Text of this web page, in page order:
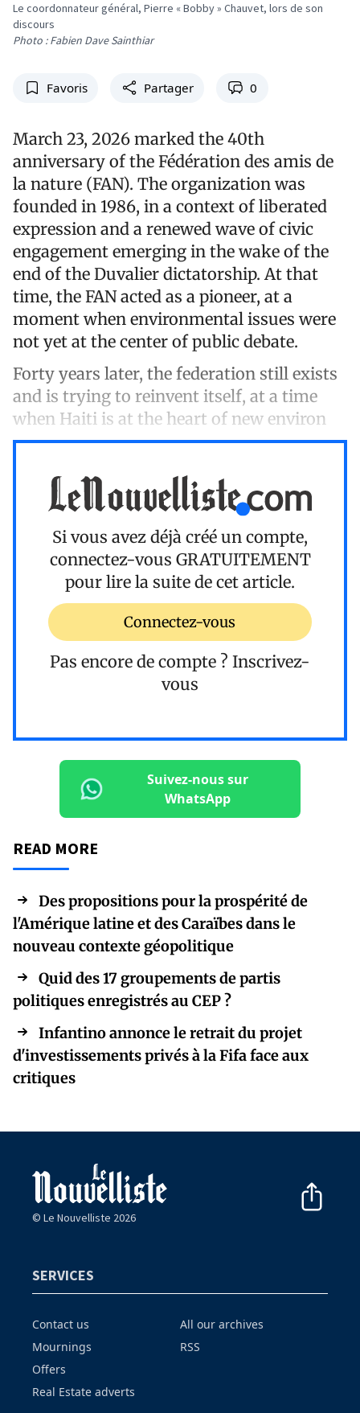
Le coordonnateur général, Pierre « Bobby » Chauvet, lors de son
discours
Photo : Fabien Dave Sainthiar
Favoris Partager 0
March 23, 2026 marked the 40th
anniversary of the Fédération des amis de
la nature (FAN). The organization was
founded in 1986, in a context of liberated
expression and a renewed wave of civic
engagement emerging in the wake of the
end of the Duvalier dictatorship. At that
time, the FAN acted as a pioneer, at a
moment when environmental issues were
not yet at the center of public debate.
Forty years later, the federation still exists
and is trying to reinvent itself, at a time
when Haiti is at the heart of new environ
Si vous avez déjà créé un compte,
connectez-vous GRATUITEMENT
pour lire la suite de cet article.
Connectez-vous
Pas encore de compte ? Inscrivez-
vous
Suivez-nous sur
WhatsApp
READ MORE
Des propositions pour la prospérité de
l'Amérique latine et des Caraïbes dans le
nouveau contexte géopolitique
Quid des 17 groupements de partis
politiques enregistrés au CEP ?
Infantino annonce le retrait du projet
d'investissements privés à la Fifa face aux
critiques
© Le Nouvelliste 2026
SERVICES
Contact us
Mournings
Offers
Real Estate adverts
All our archives
RSS